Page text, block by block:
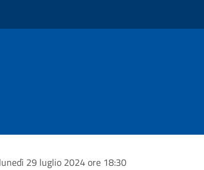
29 luglio 2024 ore 18:30